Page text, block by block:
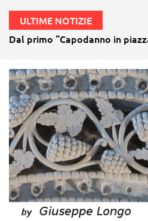
ULTIME NOTIZIE
Dal primo “Capodanno in